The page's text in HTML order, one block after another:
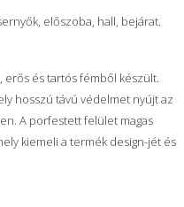
előszoba, hall, bejárat.
erős és tartós fémből készült.
hosszú távú védelmet nyújt az
A porfestett felület magas
kiemeli a termék design-jét és